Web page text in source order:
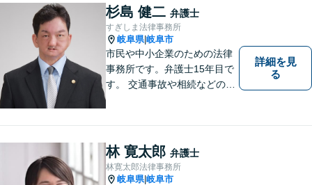
決への第一歩です。小さな問
題から大きな問題まで、お気
軽にご相談ください。
杉島 健二 弁護士
すぎしま法律事務所
岐阜県|岐阜市
市民や中小企業のための法律
事務所です。弁護士15年目で
す。 交通事故や相続などの相
などの家事事件を解決してき
ました。特に交通事故では多
くの後遺障害事故や死亡事故
を解決してきました。
詳細を見
る
林 寛太郎 弁護士
林寛太郎法律事務所
岐阜県|岐阜市